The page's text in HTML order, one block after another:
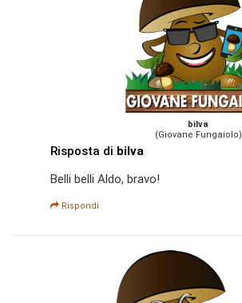
bilva
(Giovane Fungaiolo)
Risposta di bilva
Belli belli Aldo, bravo!
Rispondi